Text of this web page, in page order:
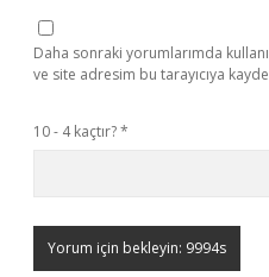
Daha sonraki yorumlarımda
ve site adresim bu tarayıcıya
10 - 4 kaçtır?*